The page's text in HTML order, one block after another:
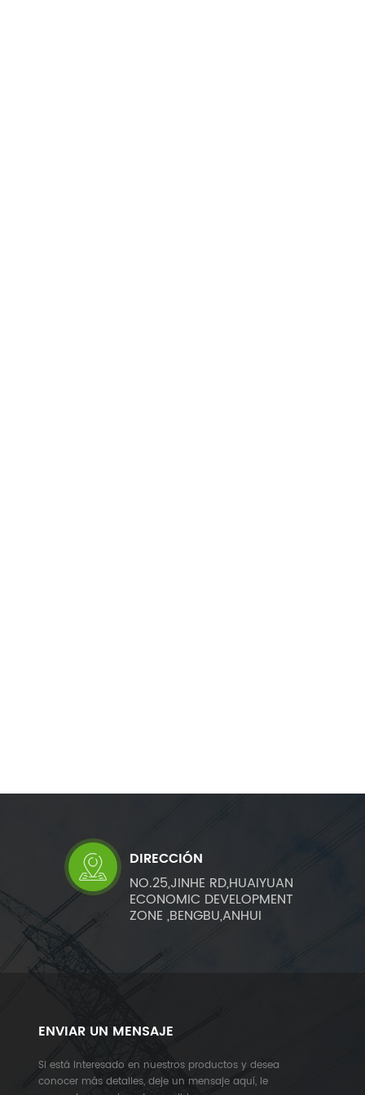
DIRECCIÓN
NO.25,JINHE RD,HUAIYUAN
ECONOMIC DEVELOPMENT
ZONE ,BENGBU,ANHUI
ENVIAR UN MENSAJE
Si está interesado en nuestros productos y desea
conocer más detalles, deje un mensaje aquí, le